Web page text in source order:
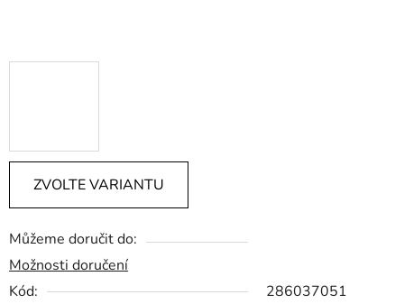
ZVOLTE VARIANTU
Můžeme doručit do:
Možnosti doručení
Kód:
286037051